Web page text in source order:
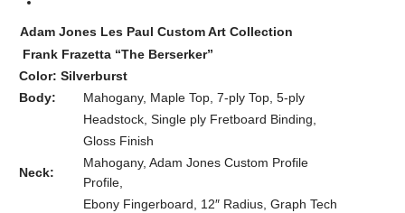
Adam Jones Les Paul Custom Art Collection
Frank Frazetta “The Berserker”
Color: Silverburst
Body:
Mahogany, Maple Top, 7-ply Top, 5-ply
Headstock, Single ply Fretboard Binding,
Gloss Finish
Neck:
Mahogany, Adam Jones Custom Profile
Profile,
Ebony Fingerboard, 12″ Radius, Graph Tech